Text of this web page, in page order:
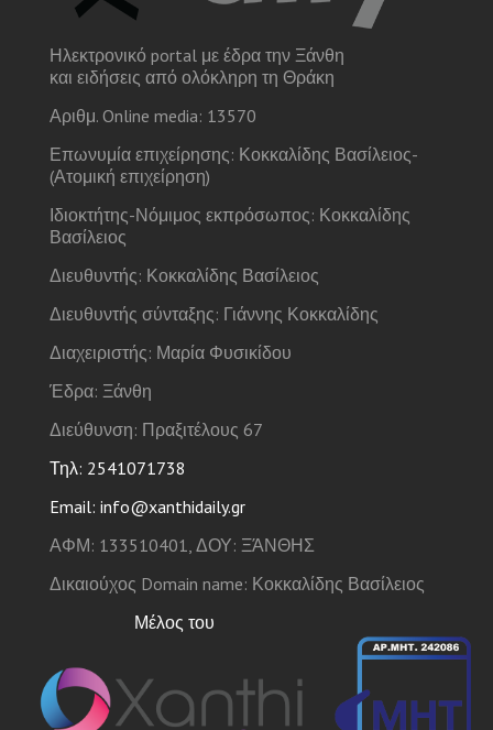
Ηλεκτρονικό portal με έδρα την Ξάνθη
και ειδήσεις από ολόκληρη τη Θράκη
Αριθμ. Online media: 13570
Επωνυμία επιχείρησης: Κοκκαλίδης Βασίλειος-
(Ατομική επιχείρηση)
Ιδιοκτήτης-Νόμιμος εκπρόσωπος: Κοκκαλίδης
Βασίλειος
Διευθυντής: Κοκκαλίδης Βασίλειος
Διευθυντής σύνταξης: Γιάννης Κοκκαλίδης
Διαχειριστής: Μαρία Φυσικίδου
Έδρα: Ξάνθη
Διεύθυνση: Πραξιτέλους 67
Τηλ: 2541071738
Email: info@xanthidaily.gr
ΑΦΜ: 133510401, ΔΟΥ: ΞΆΝΘΗΣ
Δικαιούχος Domain name: Κοκκαλίδης Βασίλειος
Μέλος του